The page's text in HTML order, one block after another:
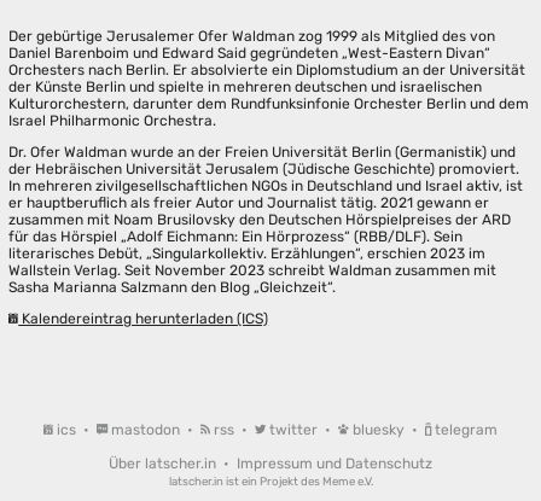
Der gebürtige Jerusalemer Ofer Waldman zog 1999 als Mitglied des von
Daniel Barenboim und Edward Said gegründeten „West-Eastern Divan“
Orchesters nach Berlin. Er absolvierte ein Diplomstudium an der Universität
der Künste Berlin und spielte in mehreren deutschen und israelischen
Kulturorchestern, darunter dem Rundfunksinfonie Orchester Berlin und dem
Israel Philharmonic Orchestra.
Dr. Ofer Waldman wurde an der Freien Universität Berlin (Germanistik) und
der Hebräischen Universität Jerusalem (Jüdische Geschichte) promoviert.
In mehreren zivilgesellschaftlichen NGOs in Deutschland und Israel aktiv, ist
er hauptberuflich als freier Autor und Journalist tätig. 2021 gewann er
zusammen mit Noam Brusilovsky den Deutschen Hörspielpreises der ARD
für das Hörspiel „Adolf Eichmann: Ein Hörprozess“ (RBB/DLF). Sein
literarisches Debüt, „Singularkollektiv. Erzählungen“, erschien 2023 im
Wallstein Verlag. Seit November 2023 schreibt Waldman zusammen mit
Sasha Marianna Salzmann den Blog „Gleichzeit“.
Kalendereintrag herunterladen (ICS)
ics • mastodon • rss • twitter • bluesky •
telegram
Über latscher.in • Impressum und Datenschutz
latscher.in ist ein Projekt des Meme e.V.